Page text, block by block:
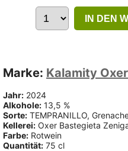
IN DEN
Marke: Kalamity
Jahr: 2024
Alkohole: 13,5 %
Sorte: TEMPRANILLO,
Kellerei: Oxer Bastegieta
Farbe: Rotwein
Quantität: 75 cl